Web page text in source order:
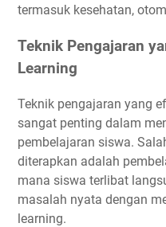
termasuk kesehatan,
Teknik Pengajaran
Learning
Teknik pengajaran yang
sangat penting dalam
pembelajaran siswa.
diterapkan adalah
mana siswa terlibat
masalah nyata dengan
learning.